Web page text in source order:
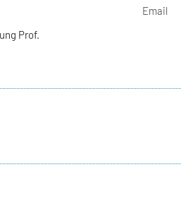
Prof.
Email